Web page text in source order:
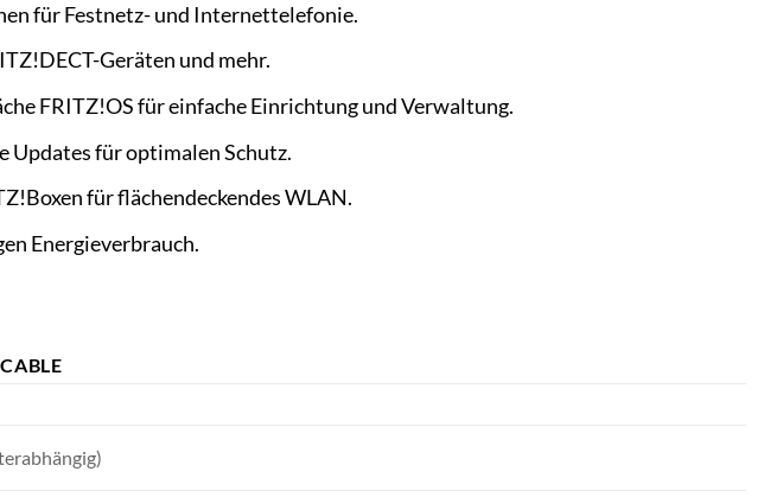
für Festnetz- und Internettelefonie.
Geräten und mehr.
FRITZ!OS für einfache Einrichtung und Verwaltung.
Updates für optimalen Schutz.
für flächendeckendes WLAN.
Energieverbrauch.